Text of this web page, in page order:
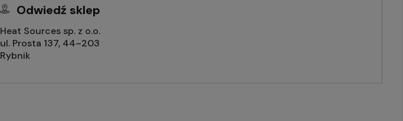
Odwiedź sklep
Heat Sources sp. z o.o.
ul. Prosta 137, 44–203
Rybnik